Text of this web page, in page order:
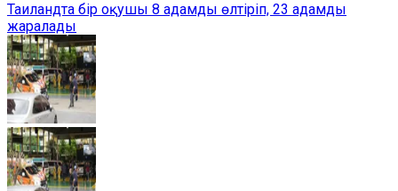
Таиландта бір оқушы 8 адамды өлтіріп, 23 адамды
жаралады